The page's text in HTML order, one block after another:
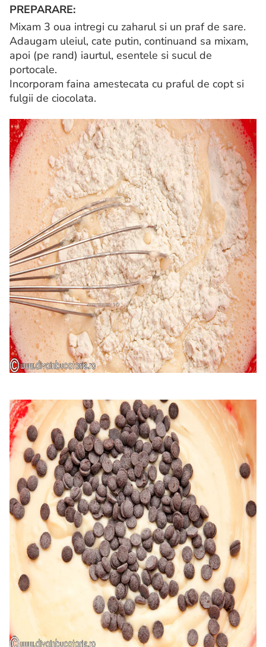
PREPARARE:
Mixam 3 oua intregi cu zaharul si un praf de sare.
Adaugam uleiul, cate putin, continuand sa mixam,
apoi (pe rand) iaurtul, esentele si sucul de
portocale.
Incorporam faina amestecata cu praful de copt si
fulgii de ciocolata.